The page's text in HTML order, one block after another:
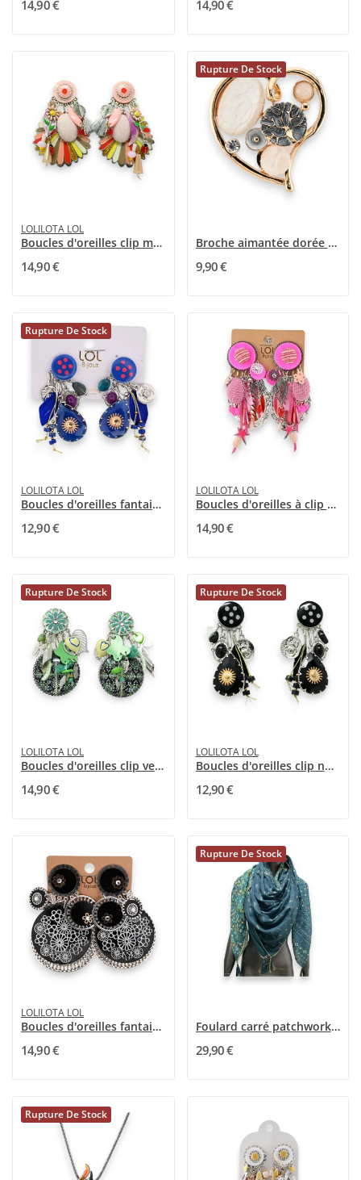
14,90 € 14,90 €
LOLILOTA LOL
Boucles d'oreilles clip marguerite multicolore
14,90 €
Rupture De Stock
Broche aimantée dorée coeur pierres diverses
9,90 €
Rupture De Stock
LOLILOTA LOL
Boucles d'oreilles fantaisie à clip breloques...
12,90 €
LOLILOTA LOL
Boucles d'oreilles à clip Bohème Chic Lolilota
14,90 €
Rupture De Stock
LOLILOTA LOL
Boucles d'oreilles clip vertes médaillon rond...
14,90 €
Rupture De Stock
LOLILOTA LOL
Boucles d'oreilles clip noires pois
12,90 €
LOLILOTA LOL
Boucles d'oreilles fantaisie à clip gros...
14,90 €
Rupture De Stock
Foulard carré patchwork Liberty ethnique bleu...
29,90 €
Rupture De Stock